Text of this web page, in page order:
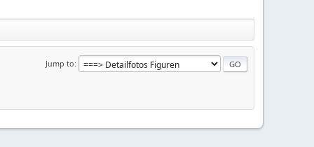
Jump to